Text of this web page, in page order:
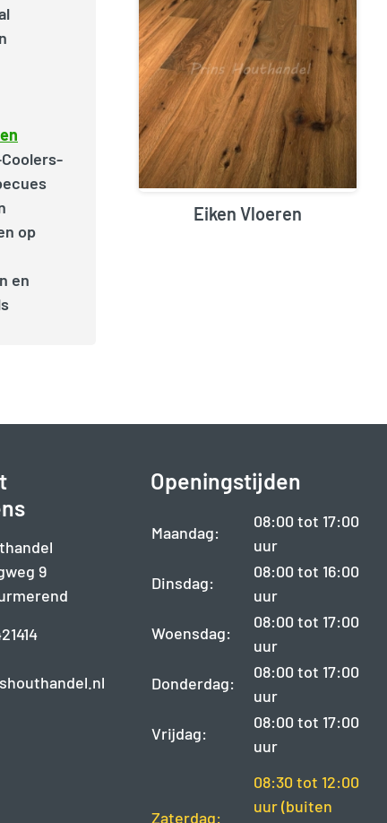
op
en
Eiken Vloeren
9
Openingstijden
Maandag:
08:00 tot 17:00
uur
Dinsdag:
08:00 tot 16:00
uur
Woensdag:
08:00 tot 17:00
uur
Donderdag:
08:00 tot 17:00
uur
Vrijdag:
08:00 tot 17:00
uur
Zaterdag:
08:30 tot 12:00
uur (buiten